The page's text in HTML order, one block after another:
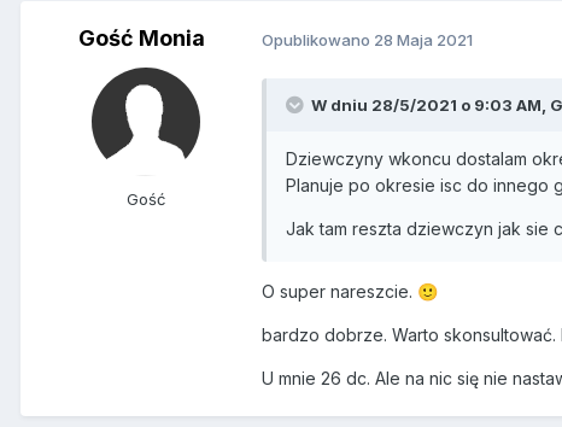
Gość Monia
Gość
Opublikowano 28 Maja 2021
W dniu 28/5/2021 o 9:03 AM,
Dziewczyny wkoncu dostalam
Planuje po okresie isc do innego
Jak tam reszta dziewczyn jak sie
O super nareszcie. 🙂
bardzo dobrze. Warto
U mnie 26 dc. Ale na nic się nie